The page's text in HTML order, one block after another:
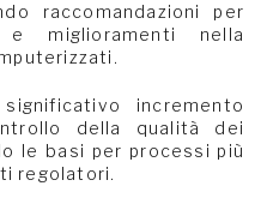
raccomandazioni per
e miglioramenti nella
incremento
della qualità dei
le basi per processi più
regolatori.